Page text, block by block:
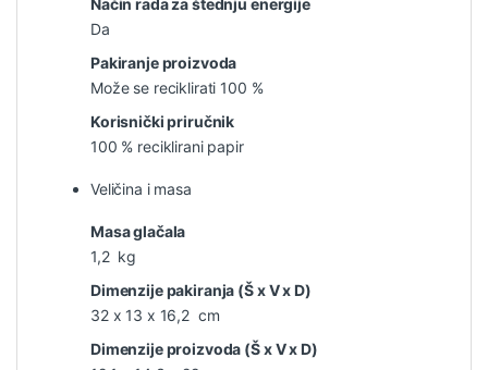
Način rada za štednju energije
Da
Pakiranje proizvoda
Može se reciklirati 100 %
Korisnički priručnik
100 % reciklirani papir
Veličina i masa
Masa glačala
1,2 kg
Dimenzije pakiranja (Š x V x D)
32 x 13 x 16,2 cm
Dimenzije proizvoda (Š x V x D)